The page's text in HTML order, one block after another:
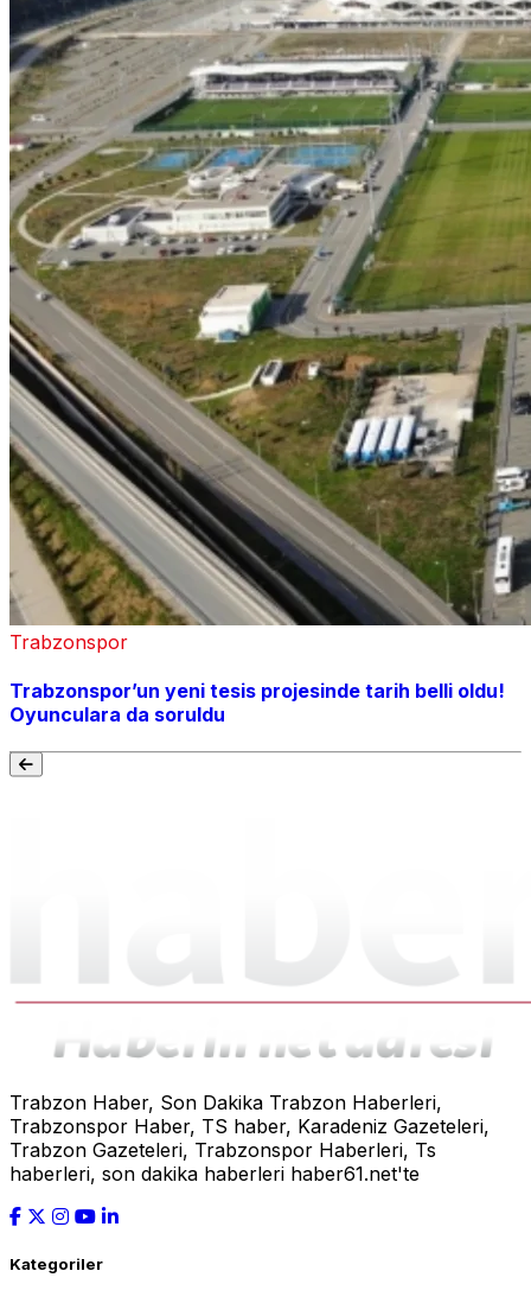
Trabzonspor
Trabzonspor’un yeni tesis projesinde tarih belli oldu!
Oyunculara da soruldu
Trabzon Haber, Son Dakika Trabzon Haberleri,
Trabzonspor Haber, TS haber, Karadeniz Gazeteleri,
Trabzon Gazeteleri, Trabzonspor Haberleri, Ts
haberleri, son dakika haberleri haber61.net'te
Kategoriler